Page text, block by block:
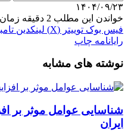
۱۴۰۴/۰۹/۲۳
خواندن این مطلب 2 دقیقه زمان میبرد
فیس بوک توییتر (X) لینکدین
رایانامه چاپ
نوشته های مشابه
شناسایی عوامل موثر بر
ایران